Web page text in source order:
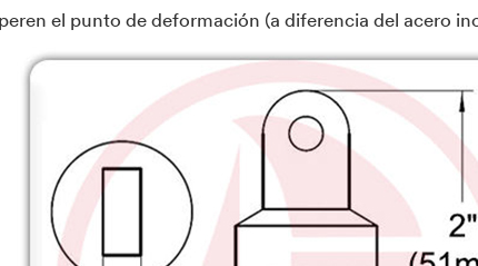
el punto de deformación (a diferencia del acero